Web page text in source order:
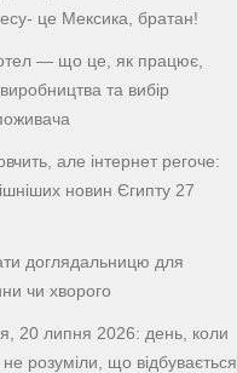
це Мексика, братан!
— що це, як працює,
та вибір
але інтернет регоче:
новин Єгипту 27
доглядальницю для
чи хворого
20 липня 2026: день, коли
не розуміли, що відбувається